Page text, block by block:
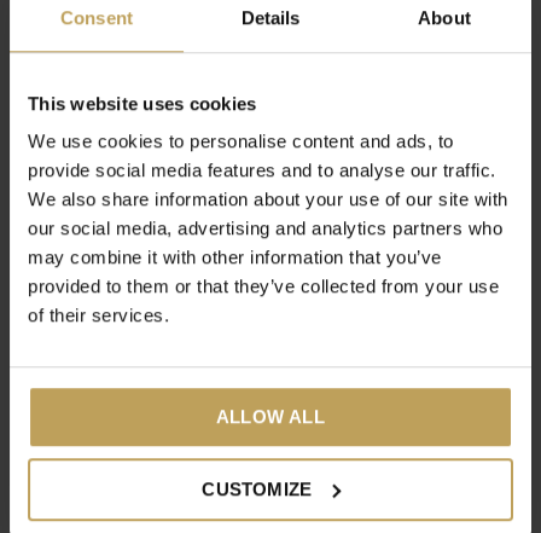
Consent Details About
This website uses cookies
We use cookies to personalise content and ads, to
provide social media features and to analyse our traffic.
We also share information about your use of our site with
our social media, advertising and analytics partners who
may combine it with other information that you’ve
provided to them or that they’ve collected from your use
of their services.
ALLOW ALL
CUSTOMIZE
€54,95 €27,95
Skintight Matcha Body Booster
pour le corps et l'esprit
€19,95 €13,97
SHOP